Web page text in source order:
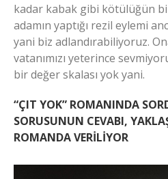
kadar kabak gibi kötülüğün
adamın yaptığı rezil eylemi
yani biz adlandırabiliyoruz.
vatanımızı yeterince
bir değer skalası yok yani.
“ÇIT YOK” ROMANINDA
SORUSUNUN CEVABI,
ROMANDA VERİLİYOR